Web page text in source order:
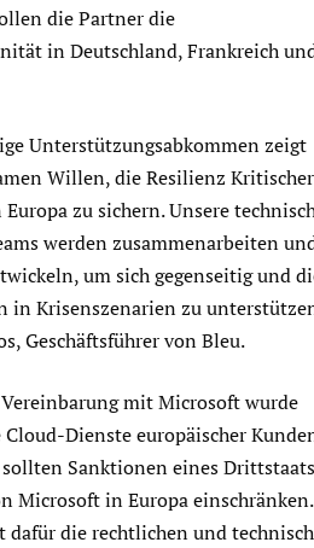
die Partner die
in Deutschland, Frankreich
Unterstützungsabkommen zeigt
Willen, die Resilienz Kritischer
zu sichern. Unsere
werden zusammenarbeiten
um sich gegenseitig und
in Krisenszenarien zu
Geschäftsführer von Bleu.
mit Microsoft wurde
Dienste europäischer
Sanktionen eines Drittstaats
Microsoft in Europa einschränken.
dafür die rechtlichen und